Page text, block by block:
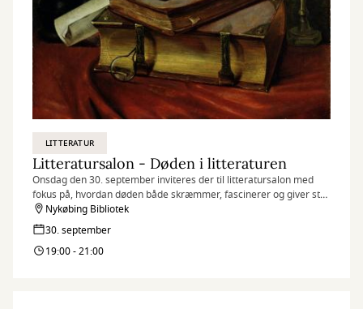
LITTERATUR
Litteratursalon - Døden i litteraturen
Onsdag den 30. september inviteres der til litteratursalon med
fokus på, hvordan døden både skræmmer, fascinerer og giver stof
til eftertanke i litteraturen.
Nykøbing Bibliotek
30. september
19:00 - 21:00